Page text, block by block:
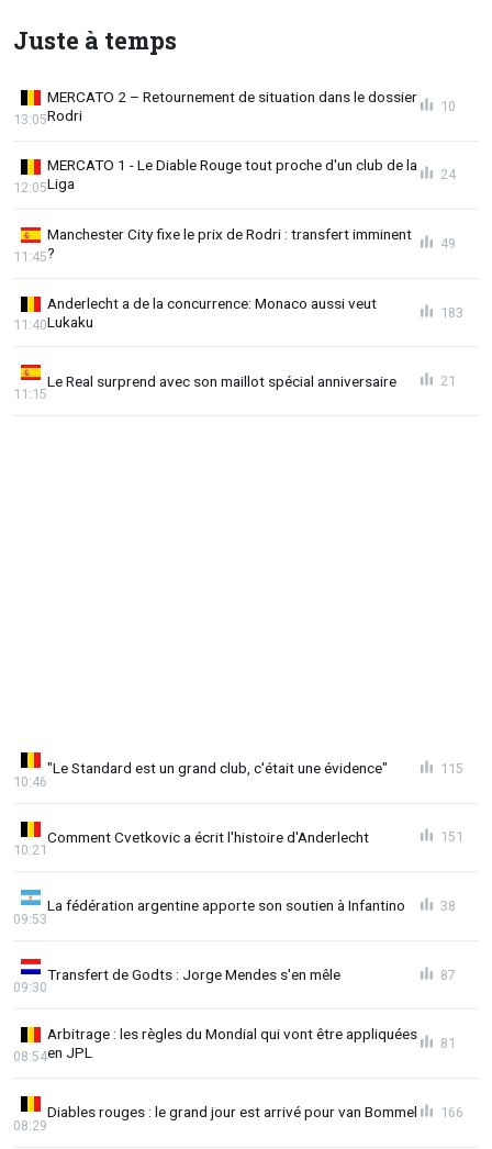
Juste à temps
MERCATO 2 – Retournement de situation dans le dossier
Rodri
13:05
10
MERCATO 1 - Le Diable Rouge tout proche d'un club de la
Liga
12:05
24
Manchester City fixe le prix de Rodri : transfert imminent
?
11:45
49
Anderlecht a de la concurrence: Monaco aussi veut
Lukaku
11:40
183
Le Real surprend avec son maillot spécial anniversaire
11:15
21
"Le Standard est un grand club, c'était une évidence"
10:46
115
Comment Cvetkovic a écrit l'histoire d'Anderlecht
10:21
151
La fédération argentine apporte son soutien à Infantino
09:53
38
Transfert de Godts : Jorge Mendes s'en mêle
09:30
87
Arbitrage : les règles du Mondial qui vont être appliquées
en JPL
08:54
81
Diables rouges : le grand jour est arrivé pour van Bommel
08:29
166